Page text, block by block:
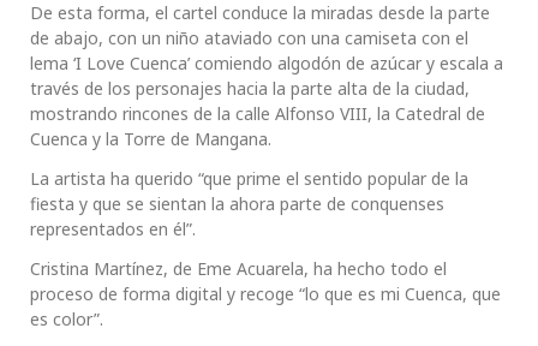
De esta forma, el cartel conduce la miradas desde la parte
de abajo, con un niño ataviado con una camiseta con el
lema ‘I Love Cuenca’ comiendo algodón de azúcar y escala a
través de los personajes hacia la parte alta de la ciudad,
mostrando rincones de la calle Alfonso VIII, la Catedral de
Cuenca y la Torre de Mangana.
La artista ha querido “que prime el sentido popular de la
fiesta y que se sientan la ahora parte de conquenses
representados en él”.
Cristina Martínez, de Eme Acuarela, ha hecho todo el
proceso de forma digital y recoge “lo que es mi Cuenca, que
es color”.